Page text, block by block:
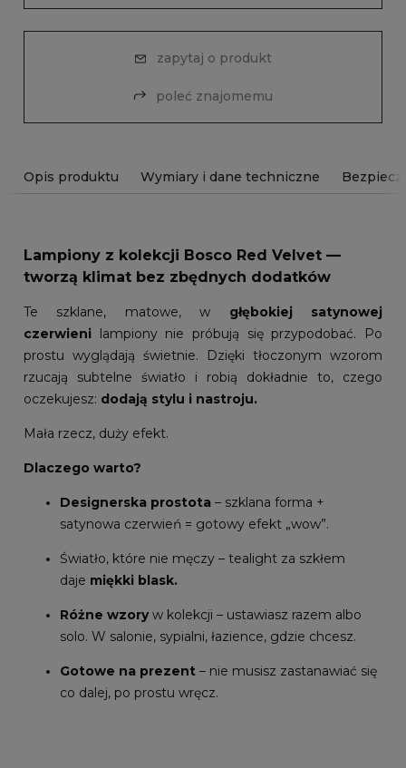
zapytaj o produkt
poleć znajomemu
Opis produktu Wymiary i dane techniczne
Lampiony z kolekcji Bosco Red Velvet —
tworzą klimat bez zbędnych dodatków
Te szklane, matowe, w głębokiej satynowej
czerwieni lampiony nie próbują się przypodobać. Po
prostu wyglądają świetnie. Dzięki tłoczonym wzorom
rzucają subtelne światło i robią dokładnie to, czego
oczekujesz: dodają stylu i nastroju.
Mała rzecz, duży efekt.
Dlaczego warto?
Designerska prostota – szklana forma +
satynowa czerwień = gotowy efekt „wow”.
Światło, które nie męczy – tealight za szkłem
daje miękki blask.
Różne wzoryw kolekcji – ustawiasz razem albo
solo. W salonie, sypialni, łazience, gdzie chcesz.
Gotowe na prezent – nie musisz zastanawiać się
co dalej, po prostu wręcz.